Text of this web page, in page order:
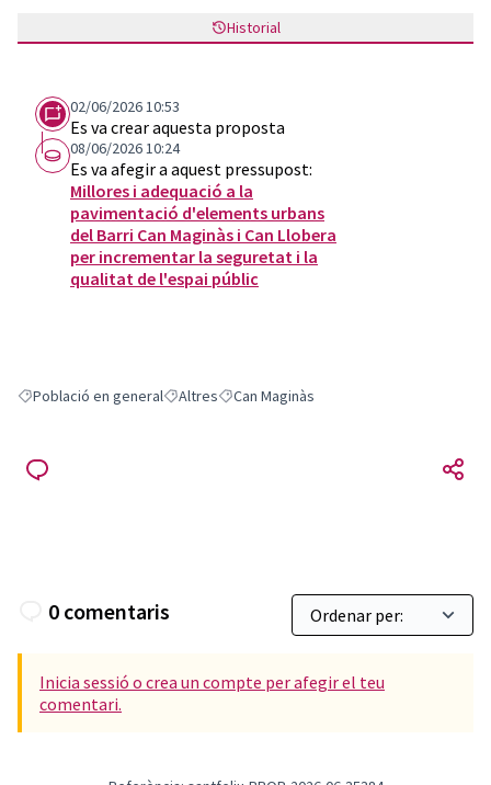
Historial
02/06/2026 10:53
Es va crear aquesta proposta
08/06/2026 10:24
Es va afegir a aquest pressupost:
Millores i adequació a la
pavimentació d'elements urbans
del Barri Can Maginàs i Can Llobera
per incrementar la seguretat i la
qualitat de l'espai públic
Resultats en filtrar per: Població en general
Població en generalResultats en filtrar per: Altres
AltresResultats en filtrar per: Can Maginàs
Can Maginàs
0 comentaris
Inicia sessió o crea un compte per afegir el teu
comentari.